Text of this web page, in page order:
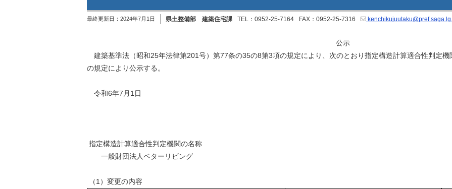
最終更新日： 2024年7月1日 県土整備部 建築住宅課 TEL：0952-25-7164 FAX：0952-25-7316
公示
建築基準法（昭和25年法律第201号）第77条の35の8第3項の規定により、次のとおり指定構造計算適合性判定
の規定により公示する。
令和6年7月1日
指定構造計算適合性判定機関の名称
一般財団法人ベターリビング
（1）変更の内容